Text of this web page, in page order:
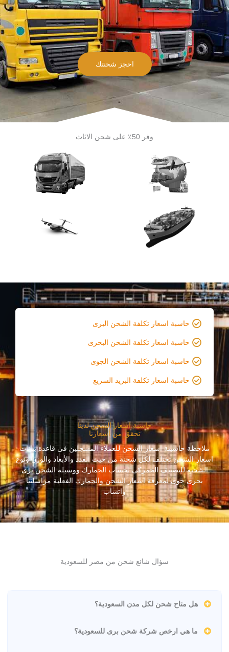
احجز شحنتك
وفر 50٪ على شحن الاثاث
حاسبة اسعار تكلفة الشحن البرى
حاسبة اسعار تكلفة الشحن البحرى
حاسبة اسعار تكلفة الشحن الجوى
حاسبة اسعار تكلفة البريد السريع
حاسبة اسعار الشحن لدينا
تحقق من أسعارنا
ملاحظة حاسبىة اسعار الشحن للعملاء المسجلين فى قاعدة بيانات
اسعار الشحن تختلف لكل شحنة من حيث العدد والأبعاد والوزن ونوع
الشحنة للتصنيف الجمركى لحساب الجمارك ووسيلة الشحن برى
بحرى جوى لمعرفة اسعار الشحن والجمارك الفعلية مراسلتنا
واتساب
سؤال شائع شحن من مصر للسعودية
هل متاح شحن لكل مدن السعودية؟
ما هي ارخص شركة شحن برى للسعودية؟